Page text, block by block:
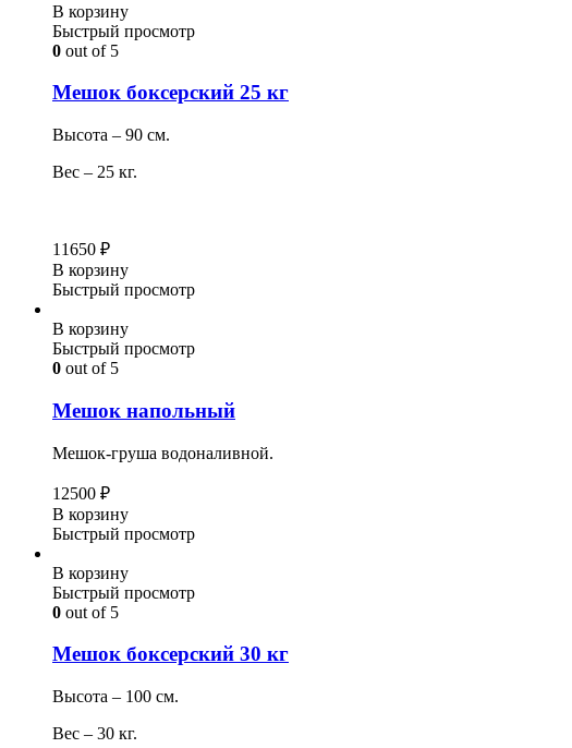
В корзину
Быстрый просмотр
0 out of 5
Мешок боксерский 25 кг
Высота – 90 см.
Вес – 25 кг.
11650 ₽
В корзину
Быстрый просмотр
В корзину
Быстрый просмотр
0 out of 5
Мешок напольный
Мешок-груша водоналивной.
12500 ₽
В корзину
Быстрый просмотр
В корзину
Быстрый просмотр
0 out of 5
Мешок боксерский 30 кг
Высота – 100 см.
Вес – 30 кг.